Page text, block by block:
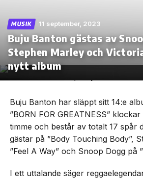
Skip
the
MUSIK 11 september, 2023
Buju Banton gästas av
Stephen Marley och
nytt album
Buju Banton har släppt sitt 14:e
”BORN FOR GREATNESS”
timme och består av totalt 17 spår
gästar på ”Body Touching Body”,
”Feel A Way” och Snoop Dogg på
I ett uttalande säger